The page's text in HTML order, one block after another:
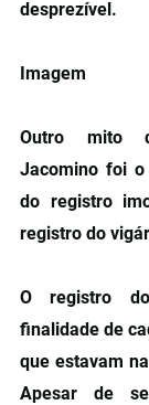
desprezível.
Imagem
Outro mito
Jacomino foi
do registro
registro do
O registro
finalidade de
que estavam
Apesar de